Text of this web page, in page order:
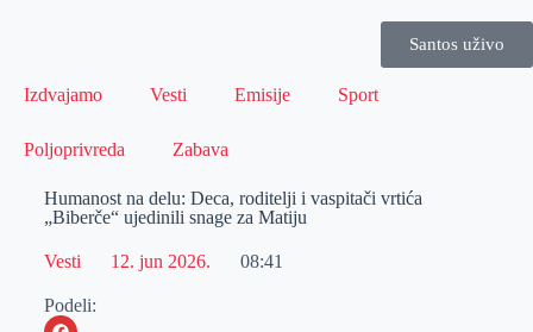
Santos uživo
Izdvajamo Vesti Emisije Sport
Poljoprivreda Zabava
Humanost na delu: Deca, roditelji i vaspitači vrtića
„Biberče“ ujedinili snage za Matiju
Vesti 12. jun 2026. 08:41
Podeli: